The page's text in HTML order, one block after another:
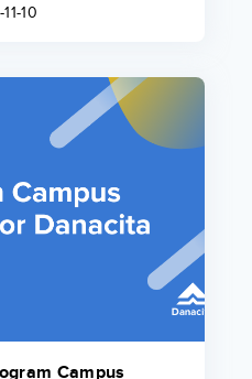
10
Campus